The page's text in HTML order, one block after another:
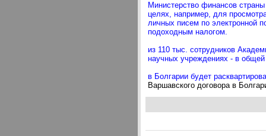
Министерство финансов
целях, например, для
личных писем по электронной
подоходным налогом.
из 110 тыс. сотрудников
научных учреждениях - в
в Болгарии будет
Варшавского договора в